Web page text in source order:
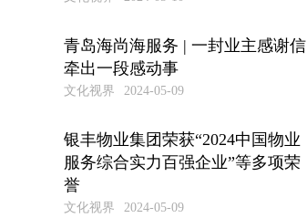
青岛海尚海服务 | 一封业主感谢信
牵出一段感动事
文化视界 2024-05-09
银丰物业集团荣获“2024中国物业
服务综合实力百强企业”等多项荣
誉
文化视界 2024-05-09